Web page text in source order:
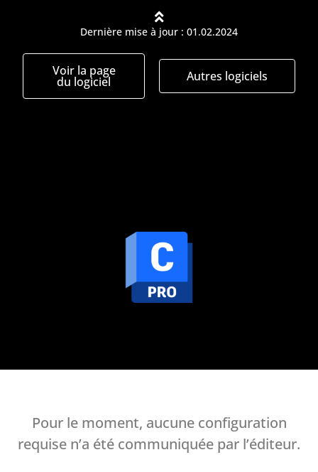
Dernière mise à jour : 01.02.2024
Voir la page
du logiciel Autres logiciels
Pour le moment, aucune configuration
requise n’a été communiquée par l’éditeur.